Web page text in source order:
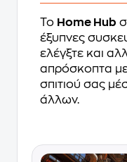
Το Home Hub
έξυπνες
ελέγξτε και
απρόσκοπτα με
σπιτιού σας
άλλων.